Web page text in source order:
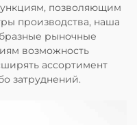
позволяющим
производства, наша
рыночные
возможность
ассортимент
затруднений.